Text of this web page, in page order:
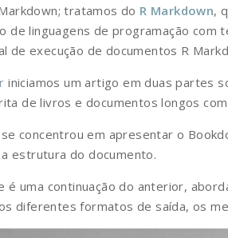
tratamos do R Markdown,
de linguagens de programação com
de execução de documentos R
iniciamos um artigo em duas partes
de livros e documentos longos
se concentrou em apresentar o
estrutura do documento.
é uma continuação do anterior,
diferentes formatos de saída, os